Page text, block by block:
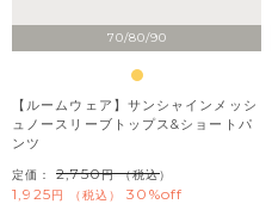
70/80/90
【ルームウェア】サンシャインメッシ
ュノースリーブトップス&ショートパ
ンツ
定価： 2,750 （税込）
1,925 税込 30%off